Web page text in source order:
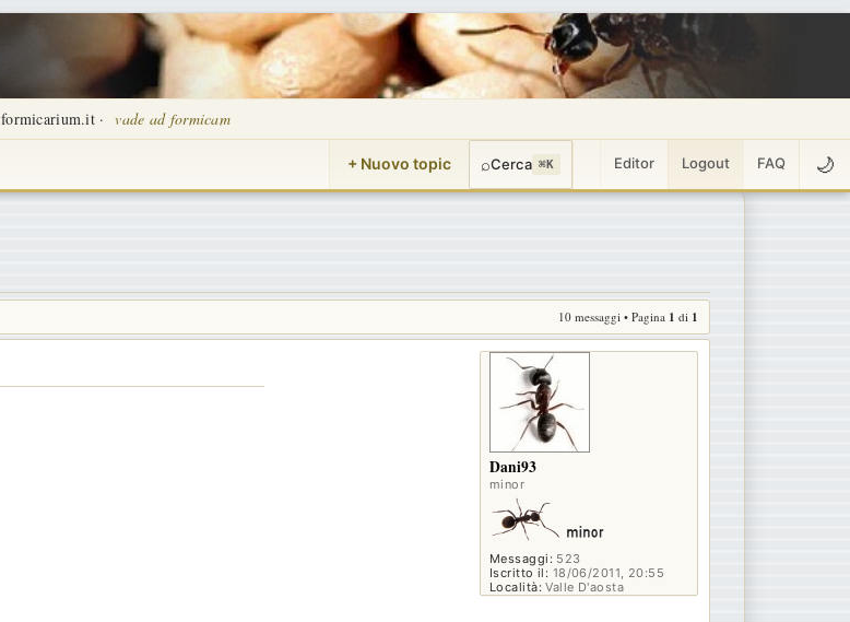
formicarium.it · vade ad formicam
+ Nuovo topic ⌕Cerca ⌘K Editor Logout FAQ 🌙
10 messaggi • Pagina 1 di 1
Dani93
minor
Messaggi: 523
Iscritto il: 18/06/2011, 20:55
Località: Valle D'aosta